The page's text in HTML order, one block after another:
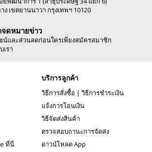
ง เขตยานนาวา กรุงเทพฯ 10120
ดหมายข่าว
น์และส่วนลดก่อนใครเพียงสมัครสมาชิก
รา
ที่นี่
บริการลูกค้า
วิธีการสั่งซื้อ | วิธีการชำระเงิน
แจ้งการโอนเงิน
วิธีจัดส่งสินค้า
ตรวจสอบถานะการจัดส่ง
ดาวน์โหลด App